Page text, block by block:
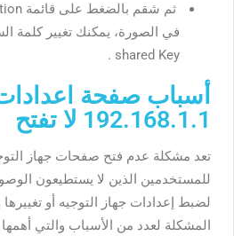
shared Key .
أسباب صفحة اعدادات
192.168.1.1 لا تفتح
تعد مشكلة عدم فتح صفحات جهاز
للمستخدمين الذين لا يستطيعون
لضبط إعدادات جهاز التوجيه أو
المشكلة لعدد من الأسباب والتي